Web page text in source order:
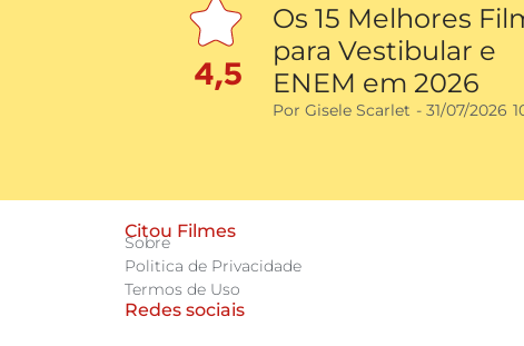
4,5
Os 15 Melhores
para Vestibular e
ENEM em 2026
Por Gisele Scarlet - 31/07/2026
Citou Filmes
Sobre
Politica de Privacidade
Termos de Uso
Redes sociais